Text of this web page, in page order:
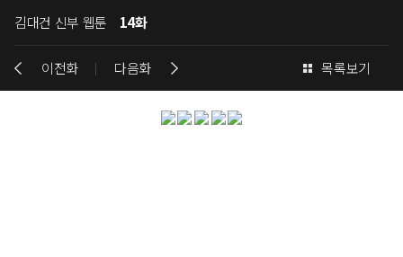
김대건 신부 웹툰 14화
이전화 다음화 목록보기